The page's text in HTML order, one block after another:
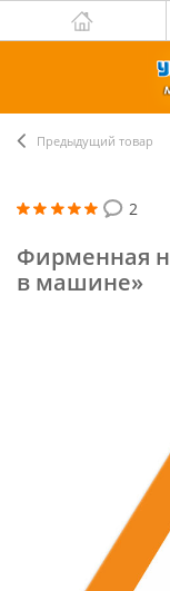
Предыдущий товар
2
Фирменная
в машине»